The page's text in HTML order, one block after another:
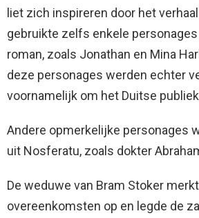
liet zich inspireren door het
gebruikte zelfs enkele
roman, zoals Jonathan en Mina
deze personages werden echter
voornamelijk om het Duitse
Andere opmerkelijke personages
uit Nosferatu, zoals dokter
De weduwe van Bram Stoker
overeenkomsten op en legde de